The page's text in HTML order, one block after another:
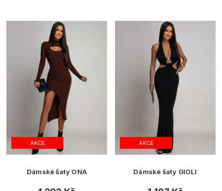
AKCE
Dámské šaty ONA
AKCE
Dámské šaty GIOLI